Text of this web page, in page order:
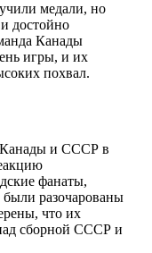
медали, но
достойно
Канады
игры, и их
похвал.
Канады и СССР в
фанаты,
разочарованы
что их
сборной СССР и